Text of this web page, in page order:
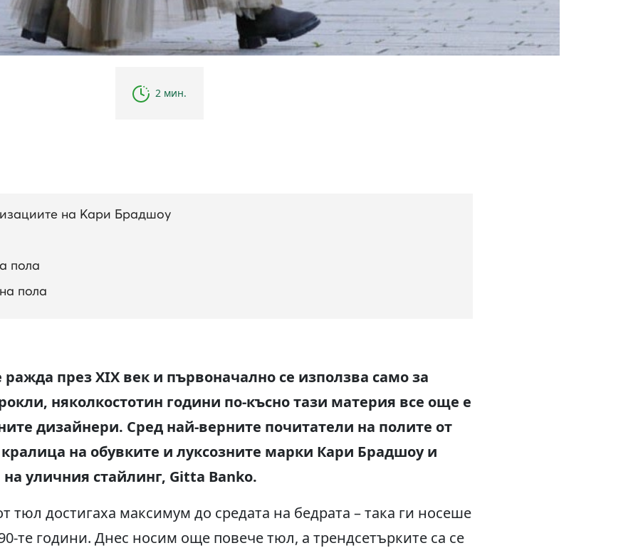
Тенденции
2 мин.
на Кари Брадшоу
пола
пола
през XIX век и първоначално се използва само за
няколкостотин години по-късно тази материя все още е
дизайнери. Сред най-верните почитатели на полите от
на обувките и луксозните марки Кари Брадшоу и
уличния стайлинг, Gitta Banko.
тюл достигаха максимум до средата на бедрата – така ги носеше
те години. Днес носим още повече тюл, а трендсетърките са се